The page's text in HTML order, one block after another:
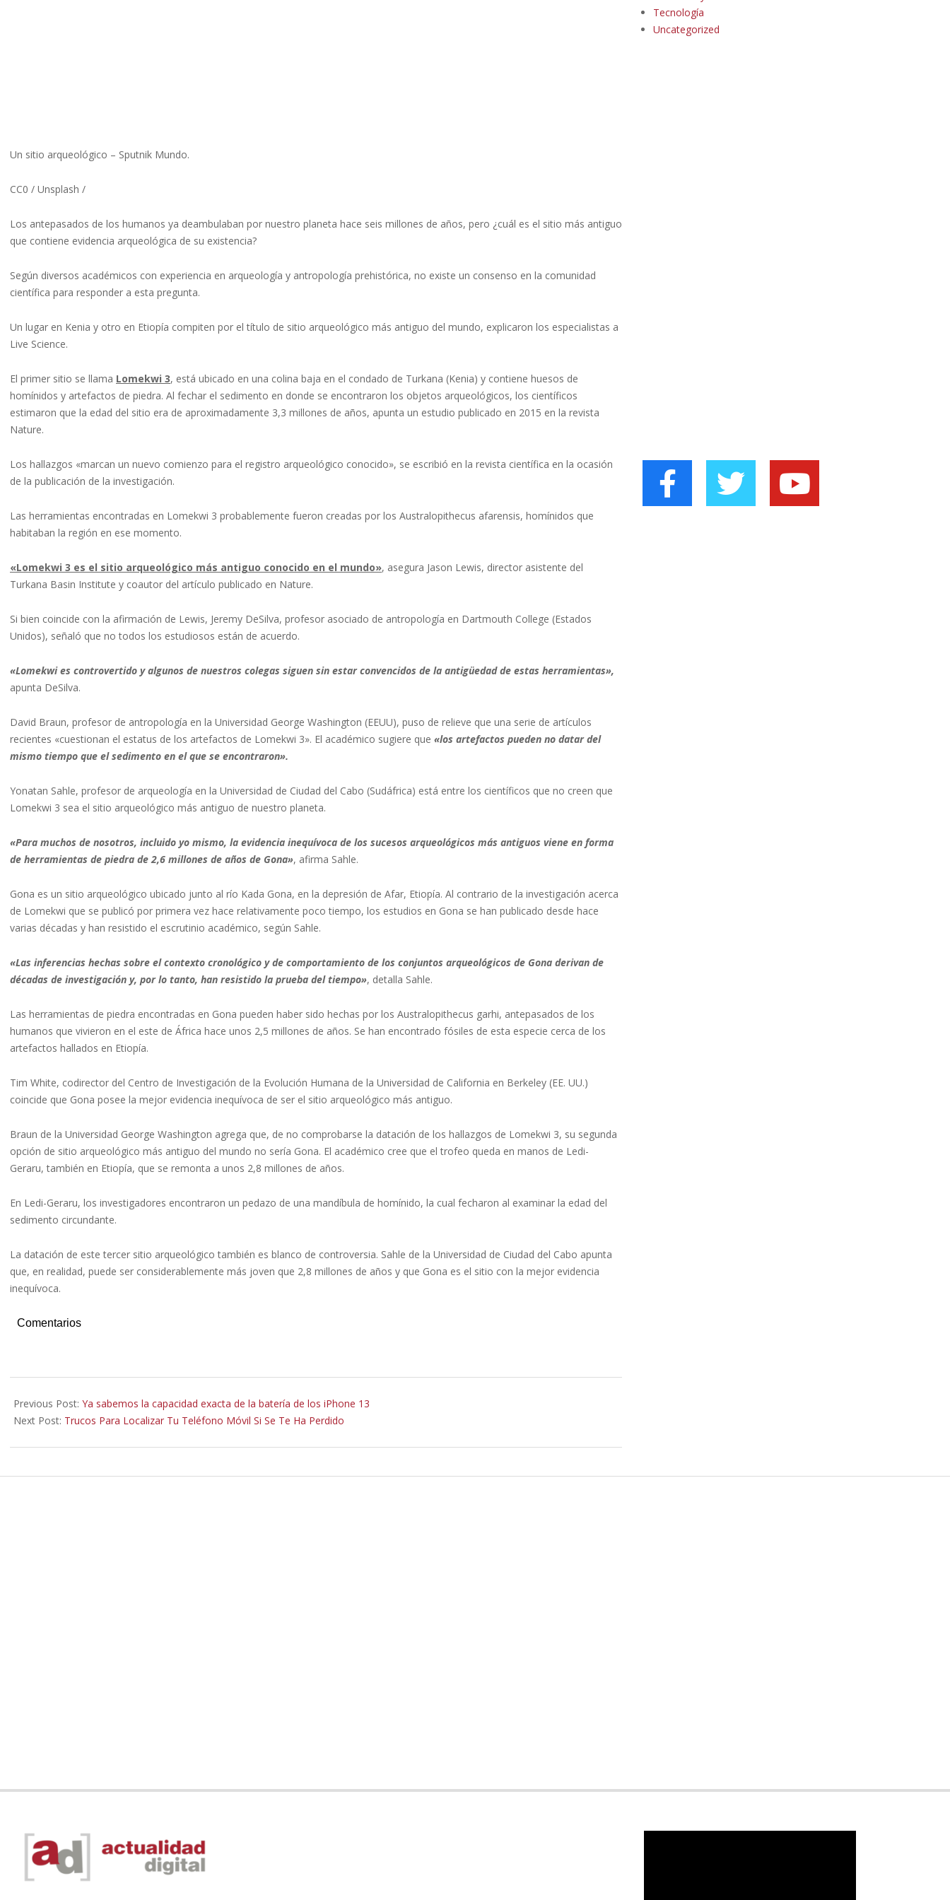
Un sitio arqueológico – Sputnik Mundo.
CC0 / Unsplash /
Los antepasados de los humanos ya deambulaban por nuestro planeta hace seis millones de años, pero ¿cuál es el sitio más antiguo
que contiene evidencia arqueológica de su existencia?
Según diversos académicos con experiencia en arqueología y antropología prehistórica, no existe un consenso en la comunidad
científica para responder a esta pregunta.
Un lugar en Kenia y otro en Etiopía compiten por el título de sitio arqueológico más antiguo del mundo, explicaron los especialistas a
Live Science.
El primer sitio se llama Lomekwi 3, está ubicado en una colina baja en el condado de Turkana (Kenia) y contiene huesos de
homínidos y artefactos de piedra. Al fechar el sedimento en donde se encontraron los objetos arqueológicos, los científicos
estimaron que la edad del sitio era de aproximadamente 3,3 millones de años, apunta un estudio publicado en 2015 en la revista
Nature.
Los hallazgos «marcan un nuevo comienzo para el registro arqueológico conocido», se escribió en la revista científica en la ocasión
de la publicación de la investigación.
Las herramientas encontradas en Lomekwi 3 probablemente fueron creadas por los Australopithecus afarensis, homínidos que
habitaban la región en ese momento.
«Lomekwi 3 es el sitio arqueológico más antiguo conocido en el mundo», asegura Jason Lewis, director asistente del
Turkana Basin Institute y coautor del artículo publicado en Nature.
Si bien coincide con la afirmación de Lewis, Jeremy DeSilva, profesor asociado de antropología en Dartmouth College (Estados
Unidos), señaló que no todos los estudiosos están de acuerdo.
«Lomekwi es controvertido y algunos de nuestros colegas siguen sin estar convencidos de la antigüedad de estas herramientas»,
apunta DeSilva.
David Braun, profesor de antropología en la Universidad George Washington (EEUU), puso de relieve que una serie de artículos
recientes «cuestionan el estatus de los artefactos de Lomekwi 3». El académico sugiere que «los artefactos pueden no datar del
mismo tiempo que el sedimento en el que se encontraron».
Yonatan Sahle, profesor de arqueología en la Universidad de Ciudad del Cabo (Sudáfrica) está entre los científicos que no creen que
Lomekwi 3 sea el sitio arqueológico más antiguo de nuestro planeta.
«Para muchos de nosotros, incluido yo mismo, la evidencia inequívoca de los sucesos arqueológicos más antiguos viene en forma
de herramientas de piedra de 2,6 millones de años de Gona», afirma Sahle.
Gona es un sitio arqueológico ubicado junto al río Kada Gona, en la depresión de Afar, Etiopía. Al contrario de la investigación acerca
de Lomekwi que se publicó por primera vez hace relativamente poco tiempo, los estudios en Gona se han publicado desde hace
varias décadas y han resistido el escrutinio académico, según Sahle.
«Las inferencias hechas sobre el contexto cronológico y de comportamiento de los conjuntos arqueológicos de Gona derivan de
décadas de investigación y, por lo tanto, han resistido la prueba del tiempo», detalla Sahle.
Las herramientas de piedra encontradas en Gona pueden haber sido hechas por los Australopithecus garhi, antepasados de los
humanos que vivieron en el este de África hace unos 2,5 millones de años. Se han encontrado fósiles de esta especie cerca de los
artefactos hallados en Etiopía.
Tim White, codirector del Centro de Investigación de la Evolución Humana de la Universidad de California en Berkeley (EE. UU.)
coincide que Gona posee la mejor evidencia inequívoca de ser el sitio arqueológico más antiguo.
Braun de la Universidad George Washington agrega que, de no comprobarse la datación de los hallazgos de Lomekwi 3, su segunda
opción de sitio arqueológico más antiguo del mundo no sería Gona. El académico cree que el trofeo queda en manos de Ledi-
Geraru, también en Etiopía, que se remonta a unos 2,8 millones de años.
En Ledi-Geraru, los investigadores encontraron un pedazo de una mandíbula de homínido, la cual fecharon al examinar la edad del
sedimento circundante.
La datación de este tercer sitio arqueológico también es blanco de controversia. Sahle de la Universidad de Ciudad del Cabo apunta
que, en realidad, puede ser considerablemente más joven que 2,8 millones de años y que Gona es el sitio con la mejor evidencia
inequívoca.
Comentarios
09-
20
Previous Post: Ya sabemos la capacidad exacta de la batería de los iPhone 13
Next Post: Trucos Para Localizar Tu Teléfono Móvil Si Se Te Ha Perdido
Tecnología
Uncategorized